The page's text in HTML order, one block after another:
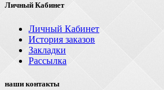
Личный Кабинет
Личный Кабинет
История заказов
Закладки
Рассылка
наши контакты